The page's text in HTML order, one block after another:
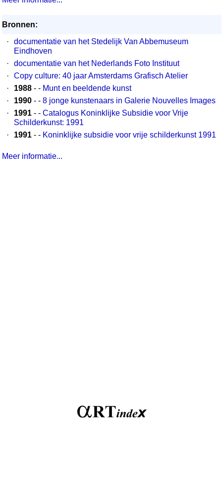
Bronnen:
·
documentatie van het Stedelijk Van Abbemuseum
Eindhoven
·
documentatie van het Nederlands Foto Instituut
·
Copy culture: 40 jaar Amsterdams Grafisch Atelier
·
1988 - - Munt en beeldende kunst
·
1990 - - 8 jonge kunstenaars in Galerie Nouvelles Images
·
1991 - - Catalogus Koninklijke Subsidie voor Vrije
Schilderkunst: 1991
·
1991 - - Koninklijke subsidie voor vrije schilderkunst 1991
Meer informatie...